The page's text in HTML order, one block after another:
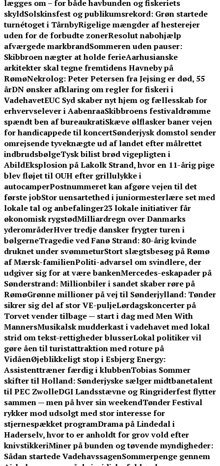
lægges om – for både havbunden og fiskeriets
skyldSolskinsfest og publikumsrekord: Grøn startede
turnétoget i TårnbyRigelige mængder af hesterejer
uden for de forbudte zonerResolut nabohjælp
afværgede markbrandSommeren uden pauser:
Skibbroen nægter at holde ferieAarhusianske
arkitekter skal tegne fremtidens Havneby på
RømøNekrolog: Peter Petersen fra Jejsing er død, 55
årDN ønsker afklaring om regler for fiskeri i
VadehavetEUC Syd skaber nyt hjem og fællesskab for
erhvervselever i AabenraaSkibbroens festivaldrømme
spændt ben af bureaukratiSkæve ølflasker baner vejen
for handicappede til koncertSønderjysk domstol sender
omrejsende tyveknægte ud af landet efter målrettet
indbrudsbølgeTysk bilist brød vigepligten i
AbildEksplosion på Lakolk Strand, hvor en 11-årig pige
blev fløjet til OUH efter grillulykke i
autocamperPostnummeret kan afgøre vejen til det
første jobStor uensartethed i juniormesterlære set med
lokale tal og anbefalinger23 lokale initiativer får
økonomisk rygstødMilliardregn over Danmarks
yderområderHver tredje dansker frygter turen i
bølgerneTragedie ved Fanø Strand: 80-årig kvinde
druknet under svømmeturStort slægtsbesøg på Rømø
af Mærsk-familienPoliti-advarsel om svindlere, der
udgiver sig for at være bankenMercedes-eskapader på
Sønderstrand: Millionbiler i sandet skaber røre på
RømøGrønne millioner på vej til Sønderjylland: Tønder
sikrer sig del af stor VE-puljeLørdagskoncerter på
Torvet vender tilbage — start i dag med Men With
MannersMusikalsk mudderkast i vadehavet med lokal
strid om tekst-rettigheder blusserLokal politiker vil
gøre åen til turistattraktion med roture på
VidåenØjeblikkeligt stop i Esbjerg Energy:
Assistenttræner færdig i klubbenTobias Sommer
skifter til Holland: Sønderjyske sælger midtbanetalent
til PEC ZwolleDGI Landsstævne og Ringriderfest flytter
sammen — men på hver sin weekendTønder Festival
rykker mod udsolgt med stor interesse for
stjernespækket programDrama på Lindedal i
Haderselv, hvor to er anholdt for grov vold efter
knivstikkeriMiner på bunden og tøvende myndigheder:
Sådan startede VadehavssagenSommerpenge gennem